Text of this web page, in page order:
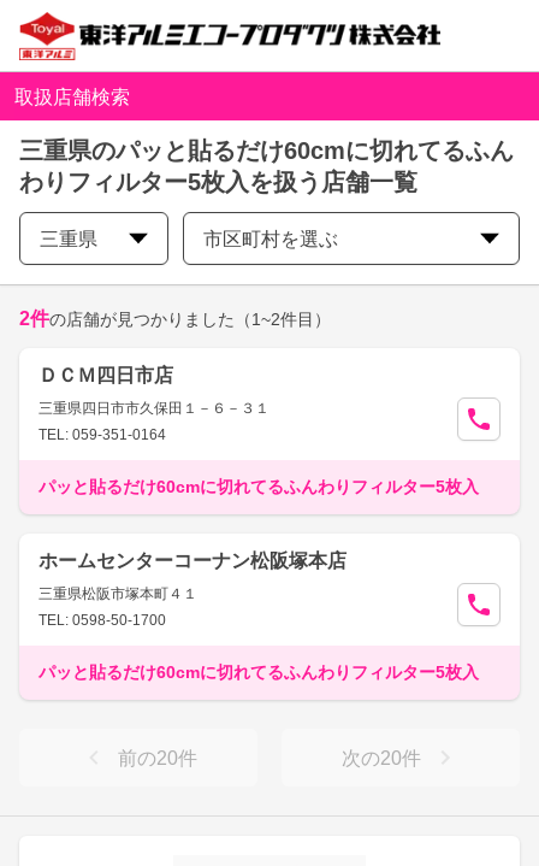
取扱店舗検索
三重県のパッと貼るだけ60cmに切れてるふん
わりフィルター5枚入を扱う店舗一覧
三重県 市区町村を選ぶ
2件の店舗が見つかりました （1~2件目）
ＤＣＭ四日市店
三重県四日市市久保田１－６－３１
TEL: 059-351-0164
パッと貼るだけ60cmに切れてるふんわりフィルター5枚入
ホームセンターコーナン松阪塚本店
三重県松阪市塚本町４１
TEL: 0598-50-1700
パッと貼るだけ60cmに切れてるふんわりフィルター5枚入
前の20件 次の20件